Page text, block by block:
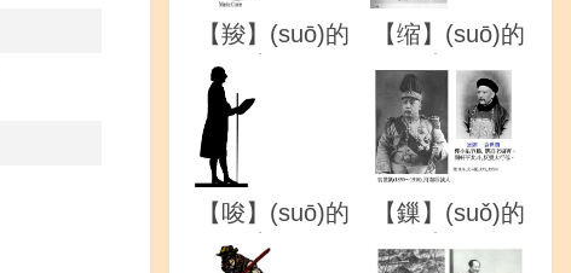
【羧】(suō)的
【缩】(suō)的
详解
【唆】(suō)的
详解
【鏁】(suǒ)的
详解